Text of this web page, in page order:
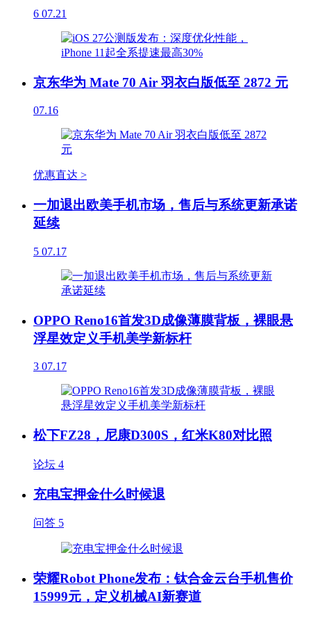
6 07.21
京东华为 Mate 70 Air 羽衣白版低至 2872 元
07.16
优惠直达 >
一加退出欧美手机市场，售后与系统更新承诺
延续
5 07.17
OPPO Reno16首发3D成像薄膜背板，裸眼悬
浮星效定义手机美学新标杆
3 07.17
松下FZ28，尼康D300S，红米K80对比照
论坛 4
充电宝押金什么时候退
问答 5
荣耀Robot Phone发布：钛合金云台手机售价
15999元，定义机械AI新赛道